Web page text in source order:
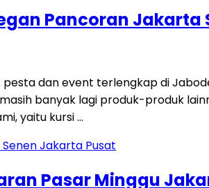
Pancoran Jakarta
dan event terlengkap di
banyak lagi produk-produk
yaitu kursi …
Pasar Minggu